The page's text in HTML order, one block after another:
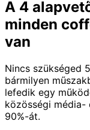
A 4
minden
van
Nincs szükséged
bármilyen
lefedik egy
közösségi média-
90%-át.